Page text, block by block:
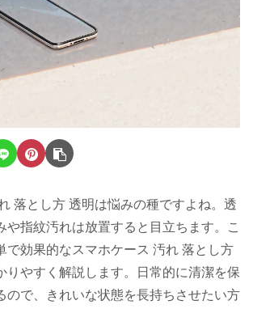
落とし方 透明は悩みの種ですよね。透
や指紋汚れは放置すると目立ちます。こ
で効果的なスマホケース 汚れ 落とし方
りやすく解説します。日常的に清潔を保
ので、きれいな状態を長持ちさせたい方